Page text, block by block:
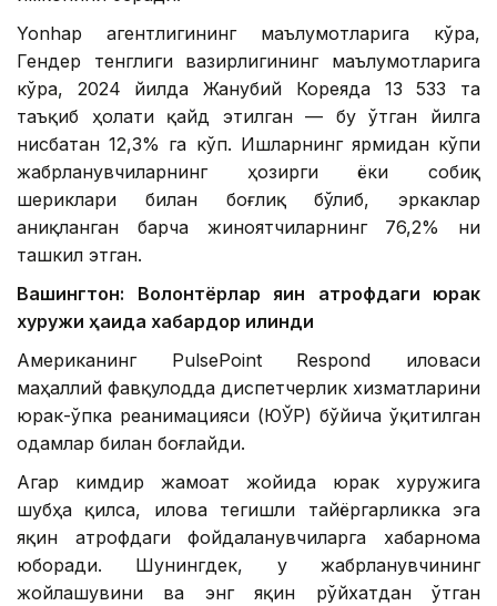
Yonhap агентлигининг маълумотларига кўра,
Гендер тенглиги вазирлигининг маълумотларига
кўра, 2024 йилда Жанубий Кореяда 13 533 та
таъқиб ҳолати қайд этилган — бу ўтган йилга
нисбатан 12,3% га кўп. Ишларнинг ярмидан кўпи
жабрланувчиларнинг ҳозирги ёки собиқ
шериклари билан боғлиқ бўлиб, эркаклар
аниқланган барча жиноятчиларнинг 76,2% ни
ташкил этган.
Вашингтон: Волонтёрлар яқин атрофдаги юрак
хуружи ҳақида хабардор қилинди
Американинг PulsePoint Respond иловаси
маҳаллий фавқулодда диспетчерлик хизматларини
юрак-ўпка реанимацияси (ЮЎР) бўйича ўқитилган
одамлар билан боғлайди.
Агар кимдир жамоат жойида юрак хуружига
шубҳа қилса, илова тегишли тайёргарликка эга
яқин атрофдаги фойдаланувчиларга хабарнома
юборади. Шунингдек, у жабрланувчининг
жойлашувини ва энг яқин рўйхатдан ўтган